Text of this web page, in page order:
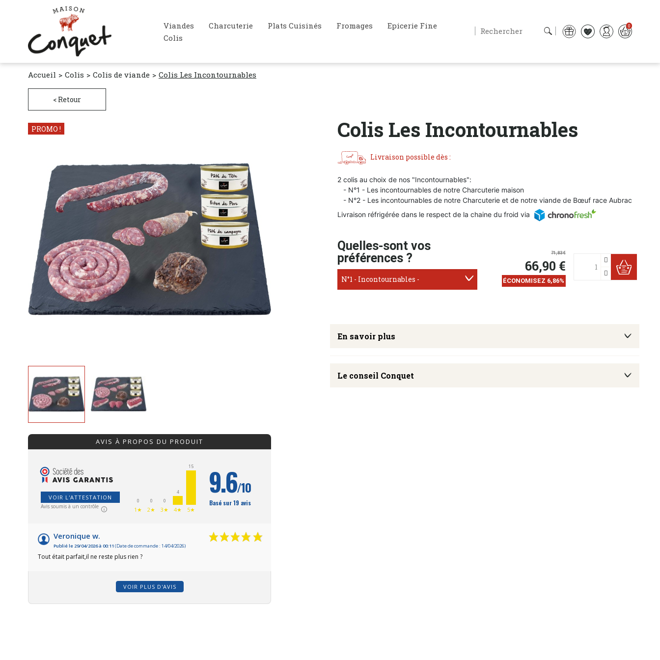
Viandes Charcuterie Plats Cuisinés Fromages
Epicerie Fine
Colis
0
Accueil Colis Colis de viande Colis Les Incontournables
< Retour
PROMO !
Avis clients
AVIS À PROPOS DU PRODUIT
VOIR L'ATTESTATION
Avis soumis à un contrôle
0
1★
0
2★
0
3★
4
4★
15
5★
9.6/10
Basé sur 19 avis
Veronique w.
Publié le 29/04/2026 à 00:11 (Date de commande : 14/04/2026)
Tout était parfait,il ne reste plus rien ?
VOIR PLUS D'AVIS
Colis Les Incontournables
Livraison possible dès :
2 colis au choix de nos "Incontournables":
- N°1 - Les incontournables de notre Charcuterie maison
- N°2 - Les incontournables de notre Charcuterie et de notre viande de Bœuf race Aubrac
Livraison réfrigérée dans le respect de la chaine du froid via
Quelles-sont vos
préférences ?
71,83 €
66,90 €
ÉCONOMISEZ 6,86%


En savoir plus
Le conseil Conquet